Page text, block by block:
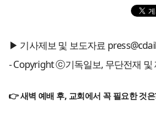
▶ 기사제보 및 보도자료
- Copyright ⓒ기독일보, 무단전재 및
👉 새벽 예배 후, 교회에서 꼭 필요한 것은